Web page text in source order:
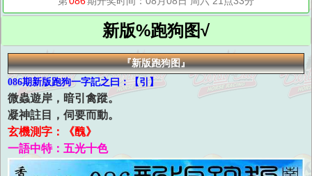
新版%跑狗图√
『新版跑狗图』
086期新版跑狗一字記之曰：【引】
微蟲遊岸，暗引禽蹤。
凝神註目，伺要而動。
玄機測字：《醜》
一語中特：五光十色